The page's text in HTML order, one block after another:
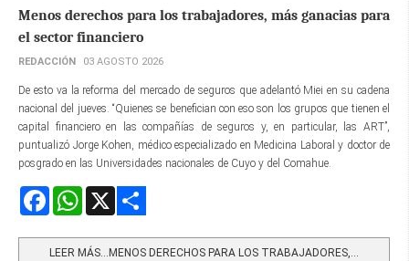
Menos derechos para los trabajadores, más ganacias para
el sector financiero
REDACCIÓN 03 AGOSTO 2026
De esto va la reforma del mercado de seguros que adelantó Miei en su cadena
nacional del jueves. “Quienes se benefician con eso son los grupos que tienen el
capital financiero en las compañías de seguros y, en particular, las ART”,
puntualizó Jorge Kohen, médico especializado en Medicina Laboral y doctor de
posgrado en las Universidades nacionales de Cuyo y del Comahue.
FacebookWhatsApp
LEER MÁS…MENOS DERECHOS PARA LOS TRABAJADORES,...